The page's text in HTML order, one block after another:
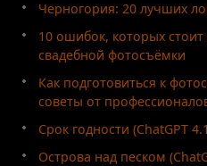
Черногория: 20 лучших
10 ошибок, которых
свадебной фотосъёмки
Как подготовиться к
советы от
Срок годности (ChatGPT
Острова над песком